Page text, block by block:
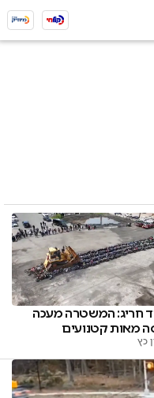
חריג: המשטרה מעכה
מאות קטנועים
כץ